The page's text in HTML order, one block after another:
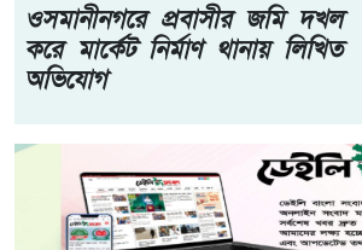
ওসমানীনগরে প্রবাসীর জমি দখল
করে মার্কেট নির্মাণ থানায় লিখিত
অভিযোগ